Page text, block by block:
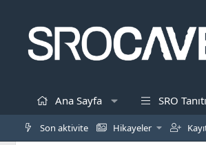
Ana Sayfa SRO
Son aktivite Hikayeler